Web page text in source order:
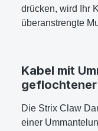
drücken, wird Ihr
überanstrengte
Kabel mit
Die Strix Claw
einer